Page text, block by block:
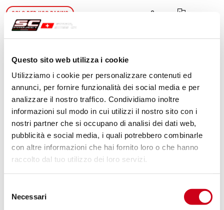
Questo sito web utilizza i cookie
Utilizziamo i cookie per personalizzare contenuti ed
annunci, per fornire funzionalità dei social media e per
analizzare il nostro traffico. Condividiamo inoltre
informazioni sul modo in cui utilizzi il nostro sito con i
nostri partner che si occupano di analisi dei dati web,
pubblicità e social media, i quali potrebbero combinarle
con altre informazioni che hai fornito loro o che hanno
raccolto dal tuo utilizzo dei loro servizi.
delNecessari
SOLO PER USO RACING Compara
920,00 CHF
DETTAGLI
PRODOTTO
SOLO PER USO RACING
Codice: KTM21A-38TR
Silenziatore CR-T titanio, con rete
parasassi
DETTAGLI